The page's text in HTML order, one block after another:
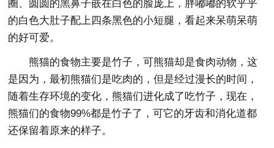
圈、圆圆的黑鼻子嵌在白色的脸庞上，胖嘟嘟的软乎乎
的白色大肚子配上四条黑色的小短腿，看起来呆萌呆萌
的好可爱。
熊猫的食物主要是竹子，可熊猫却是食肉动物，这
是因为，最初熊猫们是吃肉的，但是经过漫长的时间，
随着生存环境的变化，熊猫们进化成了吃竹子，现在，
熊猫们的食物99%都是竹子了，可它的牙齿和消化道都
还保留着原来的样子。